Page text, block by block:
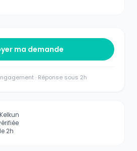
ma demande
· Réponse sous 2h
2h